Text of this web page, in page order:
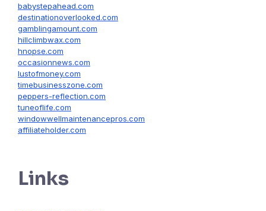
babystepahead.com
destinationoverlooked.com
gamblingamount.com
hillclimbwax.com
hnopse.com
occasionnews.com
lustofmoney.com
timebusinesszone.com
peppers-reflection.com
tuneoflife.com
windowwellmaintenancepros.com
affiliateholder.com
Links